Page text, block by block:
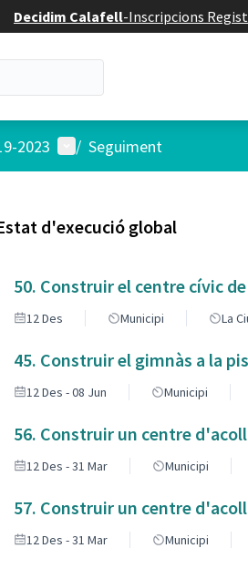
Decidim Calafell-Inscripcions
2023 Menú d'usuari
/ Seguiment
d'execució global
50. Construir el centre cívic
12 Des Municipi La
45. Construir el gimnàs a la
12 Des - 08 Jun Municipi
56. Construir un centre
12 Des - 31 Mar Municipi
57. Construir un centre
12 Des - 31 Mar Municipi